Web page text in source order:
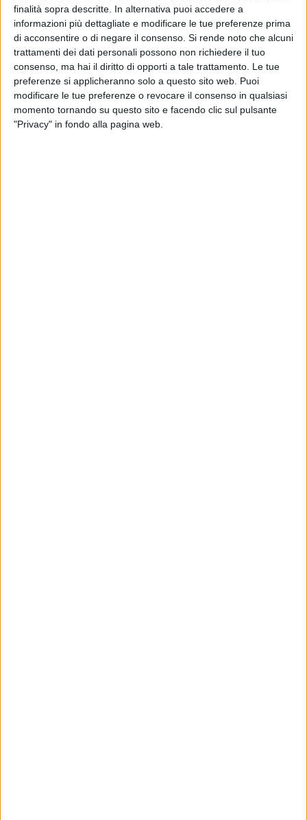
finalità sopra descritte. In alternativa puoi accedere a
informazioni più dettagliate e modificare le tue preferenze prima
di acconsentire o di negare il consenso. Si rende noto che alcuni
trattamenti dei dati personali possono non richiedere il tuo
consenso, ma hai il diritto di opporti a tale trattamento. Le tue
preferenze si applicheranno solo a questo sito web. Puoi
modificare le tue preferenze o revocare il consenso in qualsiasi
momento tornando su questo sito e facendo clic sul pulsante
"Privacy" in fondo alla pagina web.
Martina Pisani, giovane laureata aTrentoinGiurisprudenza
è stata selezionata dallaFondazione Italia USAper il
conferimento delPremio Giovani America, che ha ritirato
lunedì nellaCamera dei Deputati.
Martina è stata selezionata tra i mille neolaureati più
meritevoli in tutta Italia, insieme ad altri due giovani
molfettesi,Ilenia GadaletaeSimone del Rosso